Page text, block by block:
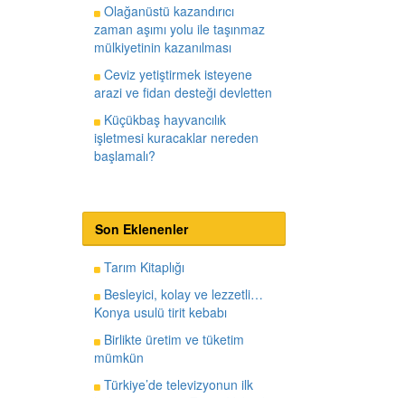
Olağanüstü kazandırıcı
zaman aşımı yolu ile taşınmaz
mülkiyetinin kazanılması
Ceviz yetiştirmek isteyene
arazi ve fidan desteği devletten
Küçükbaş hayvancılık
işletmesi kuracaklar nereden
başlamalı?
Son Eklenenler
Tarım Kitaplığı
Besleyici, kolay ve lezzetli…
Konya usulü tirit kebabı
Birlikte üretim ve tüketim
mümkün
Türkiye’de televizyonun ilk